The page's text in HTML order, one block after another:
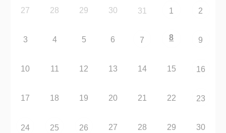
27 28 29 30 31 1 2
3 4 5 6 7 8 9
10 11 12 13 14 15 16
17 18 19 20 21 22 23
24 25 26 27 28 29 30